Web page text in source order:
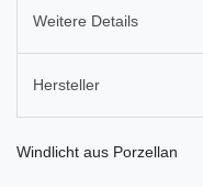
Weitere Details
Hersteller
Windlicht aus Porzellan